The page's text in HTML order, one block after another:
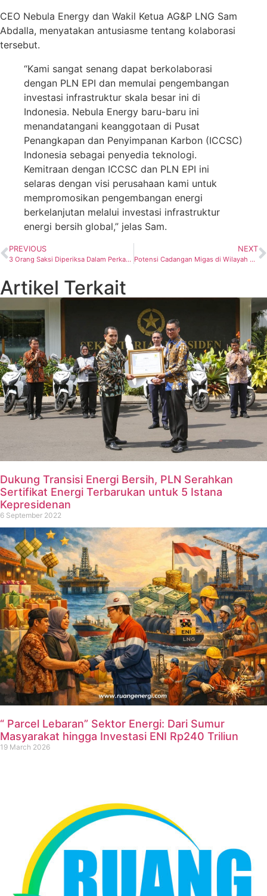
CEO Nebula Energy dan Wakil Ketua AG&P LNG Sam
Abdalla, menyatakan antusiasme tentang kolaborasi
tersebut.
“Kami sangat senang dapat berkolaborasi
dengan PLN EPI dan memulai pengembangan
investasi infrastruktur skala besar ini di
Indonesia. Nebula Energy baru-baru ini
menandatangani keanggotaan di Pusat
Penangkapan dan Penyimpanan Karbon (ICCSC)
Indonesia sebagai penyedia teknologi.
Kemitraan dengan ICCSC dan PLN EPI ini
selaras dengan visi perusahaan kami untuk
mempromosikan pengembangan energi
berkelanjutan melalui investasi infrastruktur
energi bersih global,” jelas Sam.
PREVIOUS
3 Orang Saksi Diperiksa Dalam Perkara Korupsi Pengelolaan Tata Niaga Komoditas Timah
NEXT
Potensi Cadangan Migas di Wilayah Andaman Masih Cukup Besar, SKK Migas Dorong dan Kawal
Artikel Terkait
Dukung Transisi Energi Bersih, PLN Serahkan
Sertifikat Energi Terbarukan untuk 5 Istana
Kepresidenan
6 September 2022
“ Parcel Lebaran” Sektor Energi: Dari Sumur
Masyarakat hingga Investasi ENI Rp240 Triliun
19 March 2026